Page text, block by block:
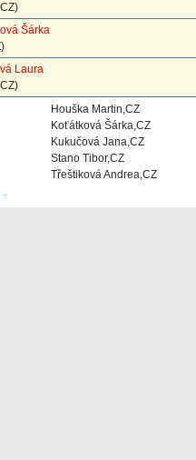
Šárka
Laura
Houška Martin,CZ
Koťátková Šárka,CZ
Kukučová Jana,CZ
Stano Tibor,CZ
Třeštiková Andrea,CZ